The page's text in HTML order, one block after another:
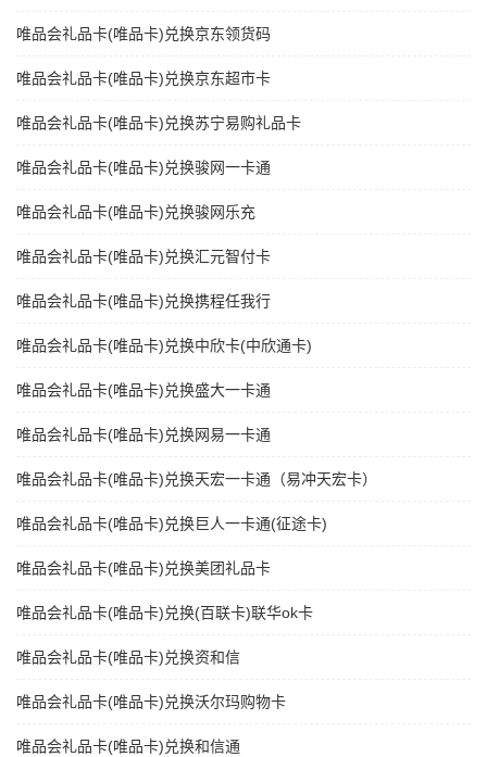
唯品会礼品卡(唯品卡)兑换京东领货码
唯品会礼品卡(唯品卡)兑换京东超市卡
唯品会礼品卡(唯品卡)兑换苏宁易购礼品卡
唯品会礼品卡(唯品卡)兑换骏网一卡通
唯品会礼品卡(唯品卡)兑换骏网乐充
唯品会礼品卡(唯品卡)兑换汇元智付卡
唯品会礼品卡(唯品卡)兑换携程任我行
唯品会礼品卡(唯品卡)兑换中欣卡(中欣通卡)
唯品会礼品卡(唯品卡)兑换盛大一卡通
唯品会礼品卡(唯品卡)兑换网易一卡通
唯品会礼品卡(唯品卡)兑换天宏一卡通（易冲天宏卡）
唯品会礼品卡(唯品卡)兑换巨人一卡通(征途卡)
唯品会礼品卡(唯品卡)兑换美团礼品卡
唯品会礼品卡(唯品卡)兑换(百联卡)联华ok卡
唯品会礼品卡(唯品卡)兑换资和信
唯品会礼品卡(唯品卡)兑换沃尔玛购物卡
唯品会礼品卡(唯品卡)兑换和信通